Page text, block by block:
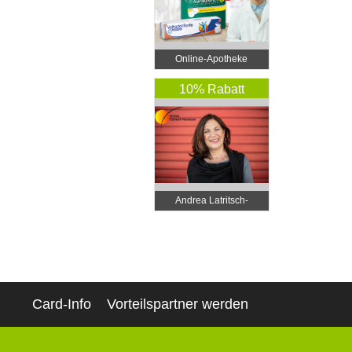
Online‑Apotheke
10% Rabatt
Andrea Latritsch-
Karlbauer
Card-Info Vorteilspartner werden